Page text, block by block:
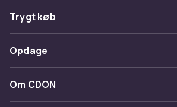
Ofte stillede spørgsmål
Spor pakke
Fortryd & returner her
Kontakt os
Trygt køb
Betaling
Levering
Opdage
Kategorier
Maerke
Om CDON